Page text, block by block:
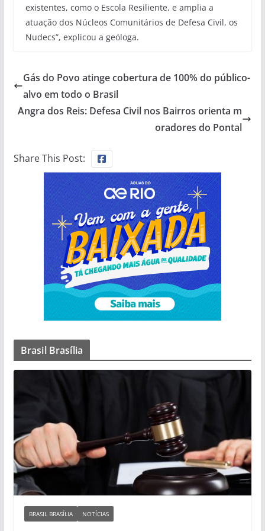
existentes, como o Escola Resiliente, e amplia a
atuação dos Núcleos Comunitários de Defesa Civil, os
Nudecs”, explicou a geóloga.
Gás do Povo atinge cobertura de 100% do público-
alvo em todo o Brasil
Angra dos Reis: Defesa Civil nos Bairros orienta m
oradores do Pontal
Share This Post:
Brasil Brasília
BRASIL BRASÍLIA NOTÍCIAS